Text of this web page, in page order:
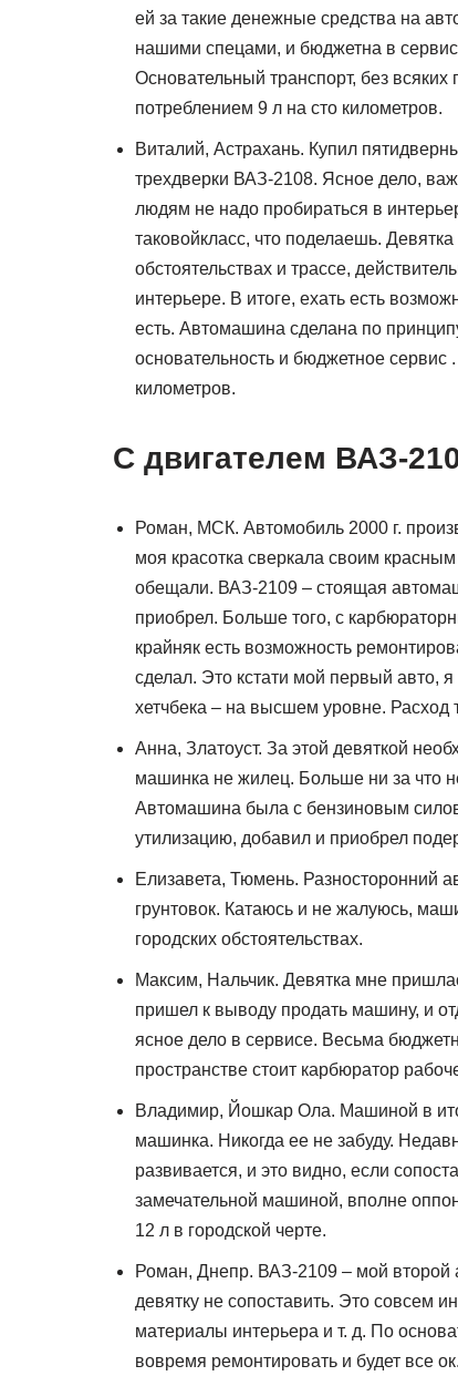
ей за такие денежные средства на
нашими спецами, и бюджетна в
Основательный транспорт, без
потреблением 9 л на сто километров.
Виталий, Астрахань. Купил
трехдверки ВАЗ-2108. Ясное дело,
людям не надо пробираться в
таковойкласс, что поделаешь.
обстоятельствах и трассе,
интерьере. В итоге, ехать есть
есть. Автомашина сделана по
основательность и бюджетное сервис
километров.
С двигателем ВАЗ-
Роман, МСК. Автомобиль 2000 г.
моя красотка сверкала своим
обещали. ВАЗ-2109 – стоящая
приобрел. Больше того, с
крайняк есть возможность
сделал. Это кстати мой первый авто,
хетчбека – на высшем уровне. Расход
Анна, Златоуст. За этой девяткой
машинка не жилец. Больше ни за что
Автомашина была с бензиновым
утилизацию, добавил и приобрел
Елизавета, Тюмень. Разносторонний
грунтовок. Катаюсь и не жалуюсь,
городских обстоятельствах.
Максим, Нальчик. Девятка мне
пришел к выводу продать машину, и
ясное дело в сервисе. Весьма
пространстве стоит карбюратор
Владимир, Йошкар Ола. Машиной в
машинка. Никогда ее не забуду.
развивается, и это видно, если
замечательной машиной, вполне
12 л в городской черте.
Роман, Днепр. ВАЗ-2109 – мой второй
девятку не сопоставить. Это совсем
материалы интерьера и т. д. По
вовремя ремонтировать и будет все